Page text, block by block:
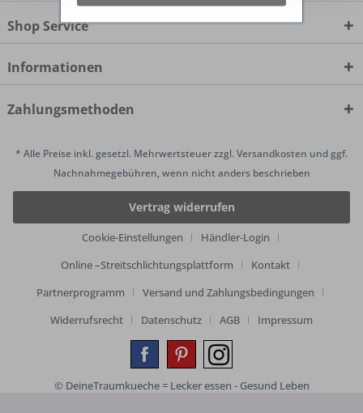
Shop Service
Informationen
Zahlungsmethoden
* Alle Preise inkl. gesetzl. Mehrwertsteuer zzgl.Versandkosten und ggf.
Nachnahmegebühren, wenn nicht anders beschrieben
Vertrag widerrufen
Cookie-Einstellungen
Händler-Login
Online –Streitschlichtungsplattform
Kontakt
Partnerprogramm
Versand und Zahlungsbedingungen
Widerrufsrecht
Datenschutz AGB Impressum
© DeineTraumkueche = Lecker essen - Gesund Leben